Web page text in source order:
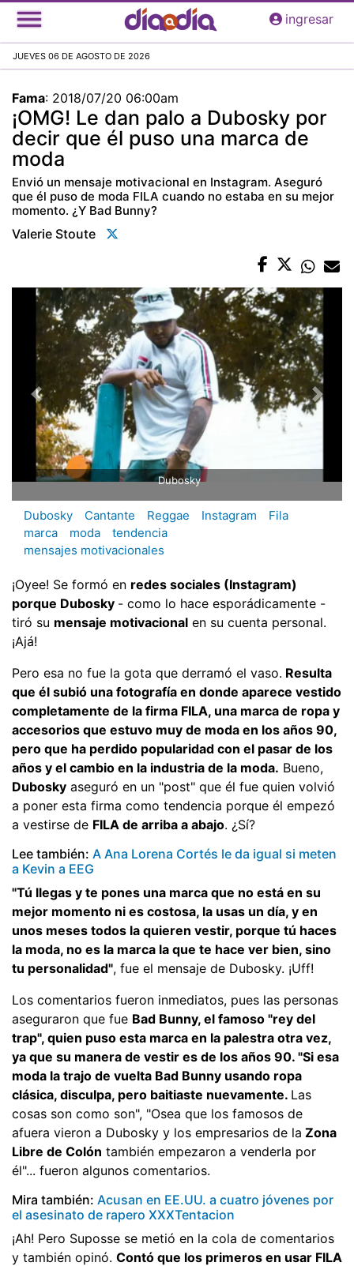
Pasar
al
principal
ingresar
JUEVES 06 DE AGOSTO DE 2026
Fama: 2018/07/20 06:00am
¡OMG! Le dan palo a Dubosky por
decir que él puso una marca de
moda
Envió un mensaje motivacional en Instagram. Aseguró
que él puso de moda FILA cuando no estaba en su mejor
momento. ¿Y Bad Bunny?
Valerie Stoute
Dubosky
Dubosky Cantante Reggae Instagram
Fila
marca
moda
tendencia
mensajes motivacionales
¡Oyee! Se formó en redes sociales (Instagram)
porque Dubosky - como lo hace esporádicamente -
tiró su mensaje motivacional en su cuenta personal.
¡Ajá!
Pero esa no fue la gota que derramó el vaso. Resulta
que él subió una fotografía en donde aparece vestido
completamente de la firma FILA, una marca de ropa y
accesorios que estuvo muy de moda en los años 90,
pero que ha perdido popularidad con el pasar de los
años y el cambio en la industria de la moda. Bueno,
Dubosky aseguró en un "post" que él fue quien volvió
a poner esta firma como tendencia porque él empezó
a vestirse de FILA de arriba a abajo. ¿Sí?
Lee también: A Ana Lorena Cortés le da igual si meten
a Kevin a EEG
"Tú llegas y te pones una marca que no está en su
mejor momento ni es costosa, la usas un día, y en
unos meses todos la quieren vestir, porque tú haces
la moda, no es la marca la que te hace ver bien, sino
tu personalidad", fue el mensaje de Dubosky. ¡Uff!
Los comentarios fueron inmediatos, pues las personas
aseguraron que fue Bad Bunny, el famoso "rey del
trap", quien puso esta marca en la palestra otra vez,
ya que su manera de vestir es de los años 90. "Si esa
moda la trajo de vuelta Bad Bunny usando ropa
clásica, disculpa, pero baitiaste nuevamente. Las
cosas son como son", "Osea que los famosos de
afuera vieron a Dubosky y los empresarios de la Zona
Libre de Colón también empezaron a venderla por
él"... fueron algunos comentarios.
Mira también: Acusan en EE.UU. a cuatro jóvenes por
el asesinato de rapero XXXTentacion
¡Ah! Pero Suposse se metió en la cola de comentarios
y también opinó. Contó que los primeros en usar FILA